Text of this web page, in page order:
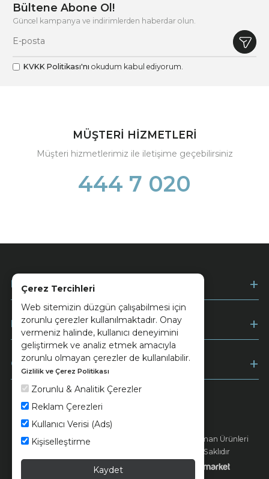
Çerez Tercihleri
Web sitemizin düzgün çalışabilmesi için
zorunlu çerezler kullanılmaktadır. Onay
vermeniz halinde, kullanıcı deneyimini
geliştirmek ve analiz etmek amacıyla
zorunlu olmayan çerezler de kullanılabilir.
Gizlilik ve Çerez Politikası
Zorunlu & Analitik Çerezler
Reklam Çerezleri
Kullanıcı Verisi (Ads)
Kişiselleştirme
Kaydet
Bültene Abone Ol!
Güncel kampanya ve indirimlerden haberdar olun.
KVKK Politikası'nı okudum kabul ediyorum.
MÜŞTERİ HİZMETLERİ
Müşteri hizmetlerimiz ile iletişime geçebilirsiniz
444 7 020
Kurumsal
Müşteri Hizmetleri
Ödeme
Keramika Kvkk ve Çerez Politikası
© 2026 Ünsa Madencilik Turizm Enerji Seramik Orman Ürünleri
Elektrik Üretim San. ve Tic. A.Ş. - Tüm Hakları Saklıdır